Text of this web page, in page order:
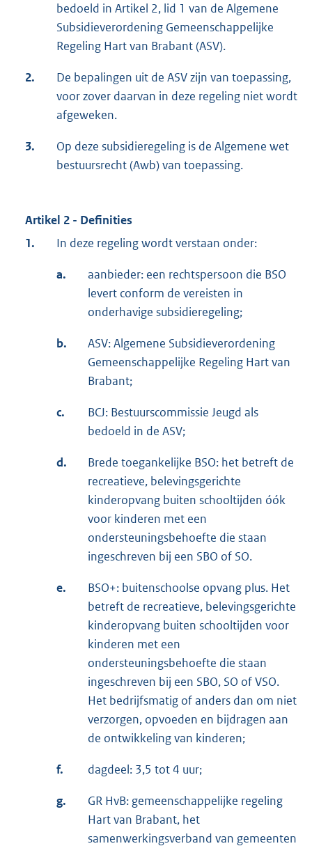
bedoeld in Artikel 2, lid 1 van de Algemene
Subsidieverordening Gemeenschappelijke
Regeling Hart van Brabant (ASV).
2.
De bepalingen uit de ASV zijn van toepassing,
voor zover daarvan in deze regeling niet wordt
afgeweken.
3.
Op deze subsidieregeling is de Algemene wet
bestuursrecht (Awb) van toepassing.
Artikel 2 - Definities
1.
In deze regeling wordt verstaan onder:
a.
aanbieder: een rechtspersoon die BSO
levert conform de vereisten in
onderhavige subsidieregeling;
b.
ASV: Algemene Subsidieverordening
Gemeenschappelijke Regeling Hart van
Brabant;
c.
BCJ: Bestuurscommissie Jeugd als
bedoeld in de ASV;
d.
Brede toegankelijke BSO: het betreft de
recreatieve, belevingsgerichte
kinderopvang buiten schooltijden óók
voor kinderen met een
ondersteuningsbehoefte die staan
ingeschreven bij een SBO of SO.
e.
BSO+: buitenschoolse opvang plus. Het
betreft de recreatieve, belevingsgerichte
kinderopvang buiten schooltijden voor
kinderen met een
ondersteuningsbehoefte die staan
ingeschreven bij een SBO, SO of VSO.
Het bedrijfsmatig of anders dan om niet
verzorgen, opvoeden en bijdragen aan
de ontwikkeling van kinderen;
f. dagdeel: 3,5 tot 4 uur;
g.
GR HvB: gemeenschappelijke regeling
Hart van Brabant, het
samenwerkingsverband van gemeenten